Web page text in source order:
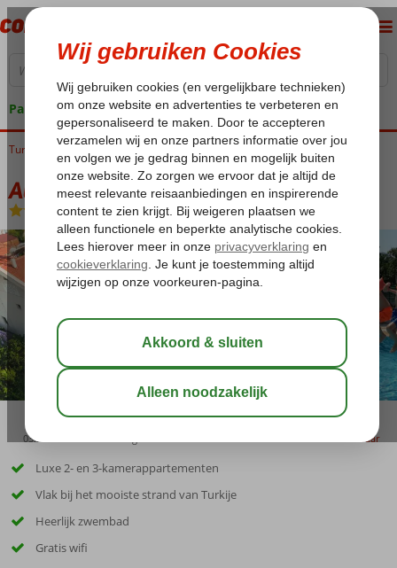
Pakketgarantie
Home
Turkije Egeische kust Dalyan Ali Baba Boutique
Ali Baba Boutique
Logies-Appartement
03:30 bewaar
Luxe 2- en 3-kamerappartementen
Vlak bij het mooiste strand van Turkije
Heerlijk zwembad
Gratis wifi